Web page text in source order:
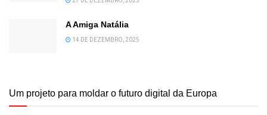
A Amiga Natália
14 DE DEZEMBRO, 2025
Um projeto para moldar o futuro digital da Europa